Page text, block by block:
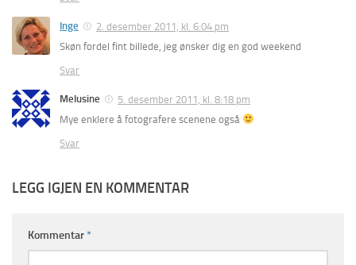
Inge
2. desember 2011, kl. 6:04 pm
Skøn fordel fint billede, jeg ønsker dig en god weekend
Svar
Melusine
5. desember 2011, kl. 8:18 pm
Mye enklere å fotografere scenene også
Svar
LEGG IGJEN EN KOMMENTAR
Kommentar*